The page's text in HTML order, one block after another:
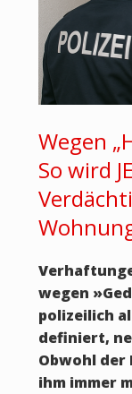
Wegen
So wird
wegen
polizeilich
definiert,
Obwohl der
ihm immer